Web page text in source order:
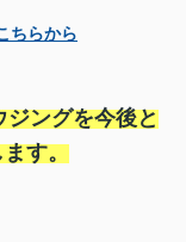
ちらから
ングを今後と
す。